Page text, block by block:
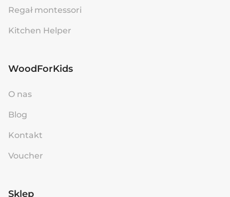
Regał montessori
Kitchen Helper
WoodForKids
O nas
Blog
Kontakt
Voucher
Sklep